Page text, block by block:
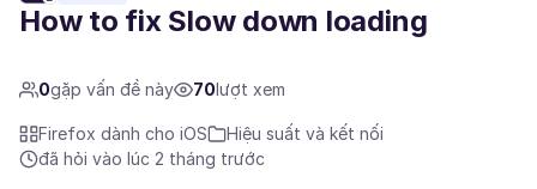
How to fix Slow down loading
0gặp vấn đề này 70lượt xem
Firefox dành cho iOS
Hiệu suất và kết nối
đã hỏi vào lúc 2 tháng trước